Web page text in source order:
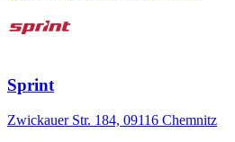
Sprint
Zwickauer Str. 184, 09116 Chemnitz